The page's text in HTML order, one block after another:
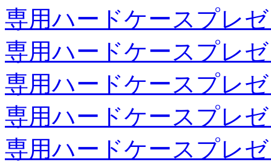
専用ハードケースプレ
専用ハードケースプレ
専用ハードケースプレ
専用ハードケースプレ
専用ハードケースプレ